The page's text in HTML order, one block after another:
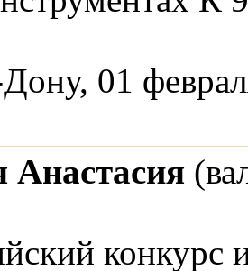
01
конкурс